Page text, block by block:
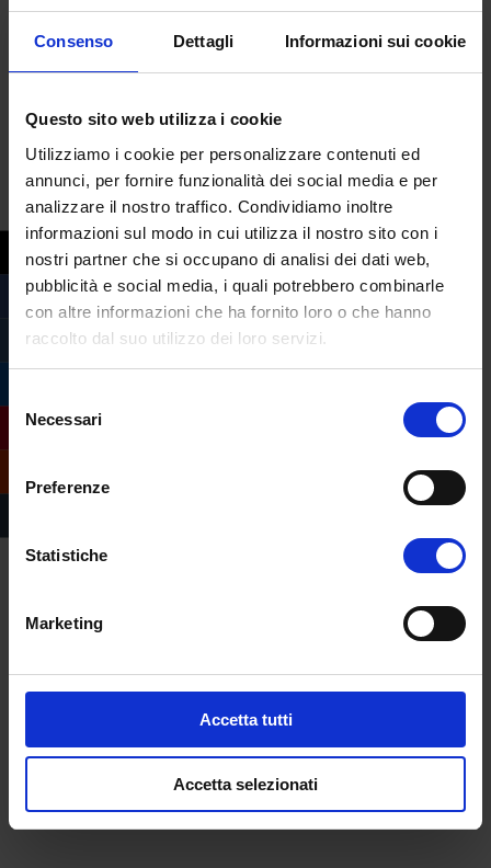
Consenso Dettagli Informazioni sui cookie
Questo sito web utilizza i cookie
Utilizziamo i cookie per personalizzare contenuti ed
annunci, per fornire funzionalità dei social media e per
analizzare il nostro traffico. Condividiamo inoltre
informazioni sul modo in cui utilizza il nostro sito con i
nostri partner che si occupano di analisi dei dati web,
pubblicità e social media, i quali potrebbero combinarle
con altre informazioni che ha fornito loro o che hanno
raccolto dal suo utilizzo dei loro servizi.
delNecessari
Preferenze
Statistiche
Marketing
Accetta tutti
Accetta selezionati
›analista e consulente d’impresa
nell’ambito giuridico, tributario ed
economico-finanziario;
affari generali
;
›tecnico dei servizi per l’impiego;
›tecnico dei servizi giudiziari.
Per visionare il programma completo della
Laurea triennale in Servizi Giuridici –
indirizzo consulente del Lavoro e Giurista
d’Impresae per avere maggiori